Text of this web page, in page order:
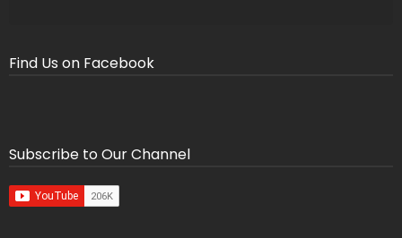
Find Us on Facebook
Subscribe to Our Channel